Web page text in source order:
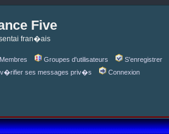
Five
fran�ais
Groupes d'utilisateurs
S'enregistrer
v�rifier ses messages priv�s Connexion